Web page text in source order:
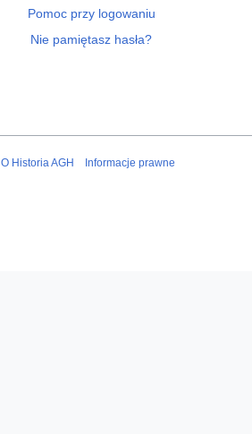
Pomoc przy logowaniu
Nie pamiętasz hasła?
O Historia AGH Informacje prawne